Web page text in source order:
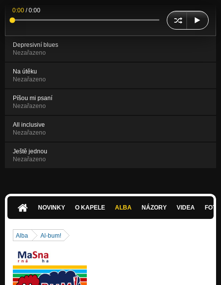
0:00 /0:00
Depresivní blues
Nezařazeno
Na útěku
Nezařazeno
Píšou mi psaní
Nezařazeno
All inclusive
Nezařazeno
Ještě jednou
Nezařazeno
NOVINKY O KAPELE ALBA NÁZORY VIDEA
Alba Al-bum!